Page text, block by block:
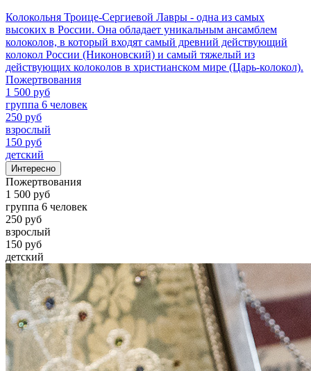
Колокольня Троице-Сергиевой Лавры - одна из самых
высоких в России. Она обладает уникальным ансамблем
колоколов, в который входят самый древний действующий
колокол России (Никоновский) и самый тяжелый из
действующих колоколов в христианском мире (Царь-колокол).
Пожертвования
1 500 руб
группа 6 человек
250 руб
взрослый
150 руб
детский
Интересно
Пожертвования
1 500 руб
группа 6 человек
250 руб
взрослый
150 руб
детский